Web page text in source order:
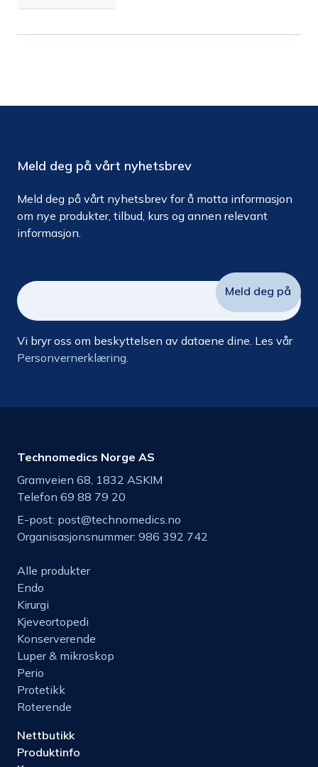
Meld deg på vårt nyhetsbrev
Meld deg på vårt nyhetsbrev for å motta informasjon
om nye produkter, tilbud, kurs og annen relevant
informasjon.
Vi bryr oss om beskyttelsen av dataene dine. Les vår
Personvernerklæring.
Technomedics Norge AS
Gramveien 68, 1832 ASKIM
Telefon 69 88 79 20
E-post: post@technomedics.no
Organisasjonsnummer: 986 392 742
Alle produkter
Endo
Kirurgi
Kjeveortopedi
Konserverende
Luper & mikroskop
Perio
Protetikk
Roterende
Nettbutikk
Produktinfo